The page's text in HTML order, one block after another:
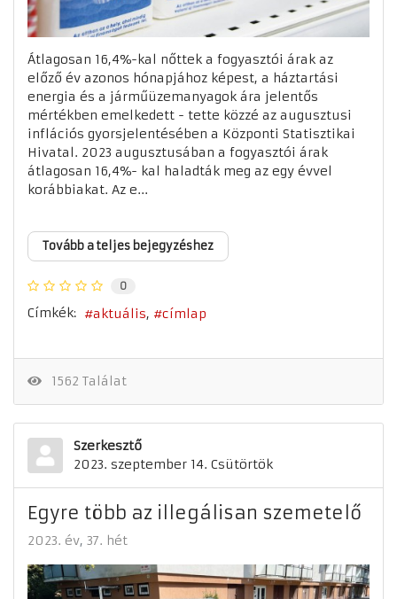
Átlagosan 16,4%-kal nőttek a fogyasztói árak az
előző év azonos hónapjához képest, a háztartási
energia és a járműüzemanyagok ára jelentős
mértékben emelkedett - tette közzé az augusztusi
inflációs gyorsjelentésében a Központi Statisztikai
Hivatal. 2023 augusztusában a fogyasztói árak
átlagosan 16,4%- kal haladták meg az egy évvel
korábbiakat. Az e...
Tovább a teljes bejegyzéshez
0
Címkék: aktuális címlap
1562 Találat
Szerkesztő
2023. szeptember 14. Csütörtök
Egyre több az illegálisan szemetelő
2023. év 37. hét